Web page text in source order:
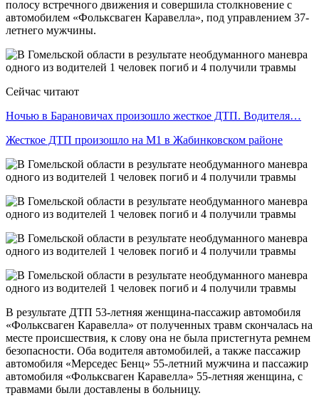
полосу встречного движения и совершила столкновение с
автомобилем «Фольксваген Каравелла», под управлением 37-
летнего мужчины.
Сейчас читают
Ночью в Барановичах произошло жесткое ДТП. Водителя…
Жесткое ДТП произошло на М1 в Жабинковском районе
В результате ДТП 53-летняя женщина-пассажир автомобиля
«Фольксваген Каравелла» от полученных травм скончалась на
месте происшествия, к слову она не была пристегнута ремнем
безопасности. Оба водителя автомобилей, а также пассажир
автомобиля «Мерседес Бенц» 55-летний мужчина и пассажир
автомобиля «Фольксваген Каравелла» 55-летняя женщина, с
травмами были доставлены в больницу.